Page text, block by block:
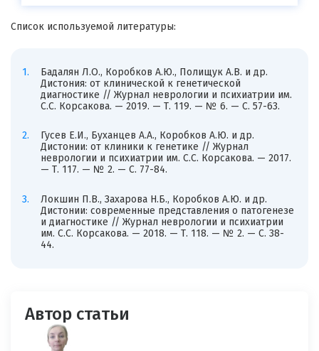
Список используемой литературы:
Бадалян Л.О., Коробков А.Ю., Полищук А.В. и др.
Дистония: от клинической к генетической
диагностике // Журнал неврологии и психиатрии им.
С.С. Корсакова. — 2019. — Т. 119. — № 6. — С. 57-63.
Гусев Е.И., Буханцев А.А., Коробков А.Ю. и др.
Дистонии: от клиники к генетике // Журнал
неврологии и психиатрии им. С.С. Корсакова. — 2017.
— Т. 117. — № 2. — С. 77-84.
Локшин П.В., Захарова Н.Б., Коробков А.Ю. и др.
Дистонии: современные представления о патогенезе
и диагностике // Журнал неврологии и психиатрии
им. С.С. Корсакова. — 2018. — Т. 118. — № 2. — С. 38-
44.
Автор статьи